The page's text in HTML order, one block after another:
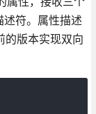
符。属性描述
的版本实现双向